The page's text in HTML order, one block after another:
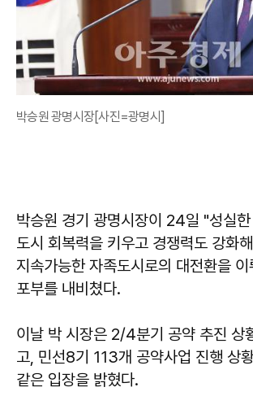
박승원 광명시장[사진=광명시]
박승원 경기 광명시장이 24일 "성실
도시 회복력을 키우고 경쟁력도 강화
지속가능한 자족도시로의 대전환을
포부를 내비쳤다.
이날 박 시장은 2/4분기 공약 추진 상
고, 민선8기 113개 공약사업 진행 상
같은 입장을 밝혔다.